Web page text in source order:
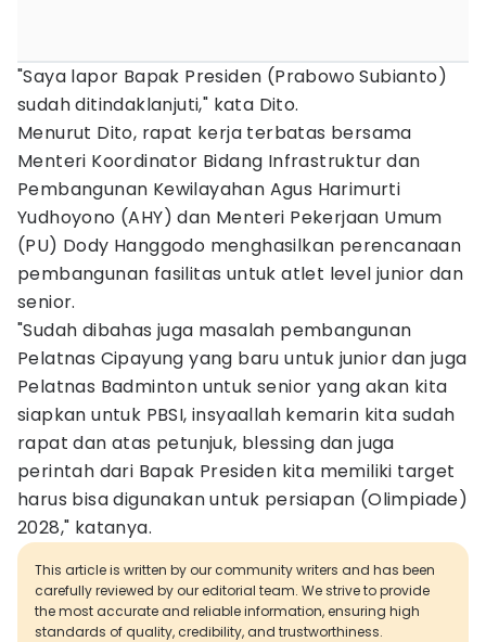
"Saya lapor Bapak Presiden (Prabowo Subianto)
sudah ditindaklanjuti," kata Dito.
Menurut Dito, rapat kerja terbatas bersama
Menteri Koordinator Bidang Infrastruktur dan
Pembangunan Kewilayahan Agus Harimurti
Yudhoyono (AHY) dan Menteri Pekerjaan Umum
(PU) Dody Hanggodo menghasilkan perencanaan
pembangunan fasilitas untuk atlet level junior dan
senior.
"Sudah dibahas juga masalah pembangunan
Pelatnas Cipayung yang baru untuk junior dan juga
Pelatnas Badminton untuk senior yang akan kita
siapkan untuk PBSI, insyaallah kemarin kita sudah
rapat dan atas petunjuk, blessing dan juga
perintah dari Bapak Presiden kita memiliki target
harus bisa digunakan untuk persiapan (Olimpiade)
2028," katanya.
This article is written by our community writers and has been
carefully reviewed by our editorial team. We strive to provide
the most accurate and reliable information, ensuring high
standards of quality, credibility, and trustworthiness.